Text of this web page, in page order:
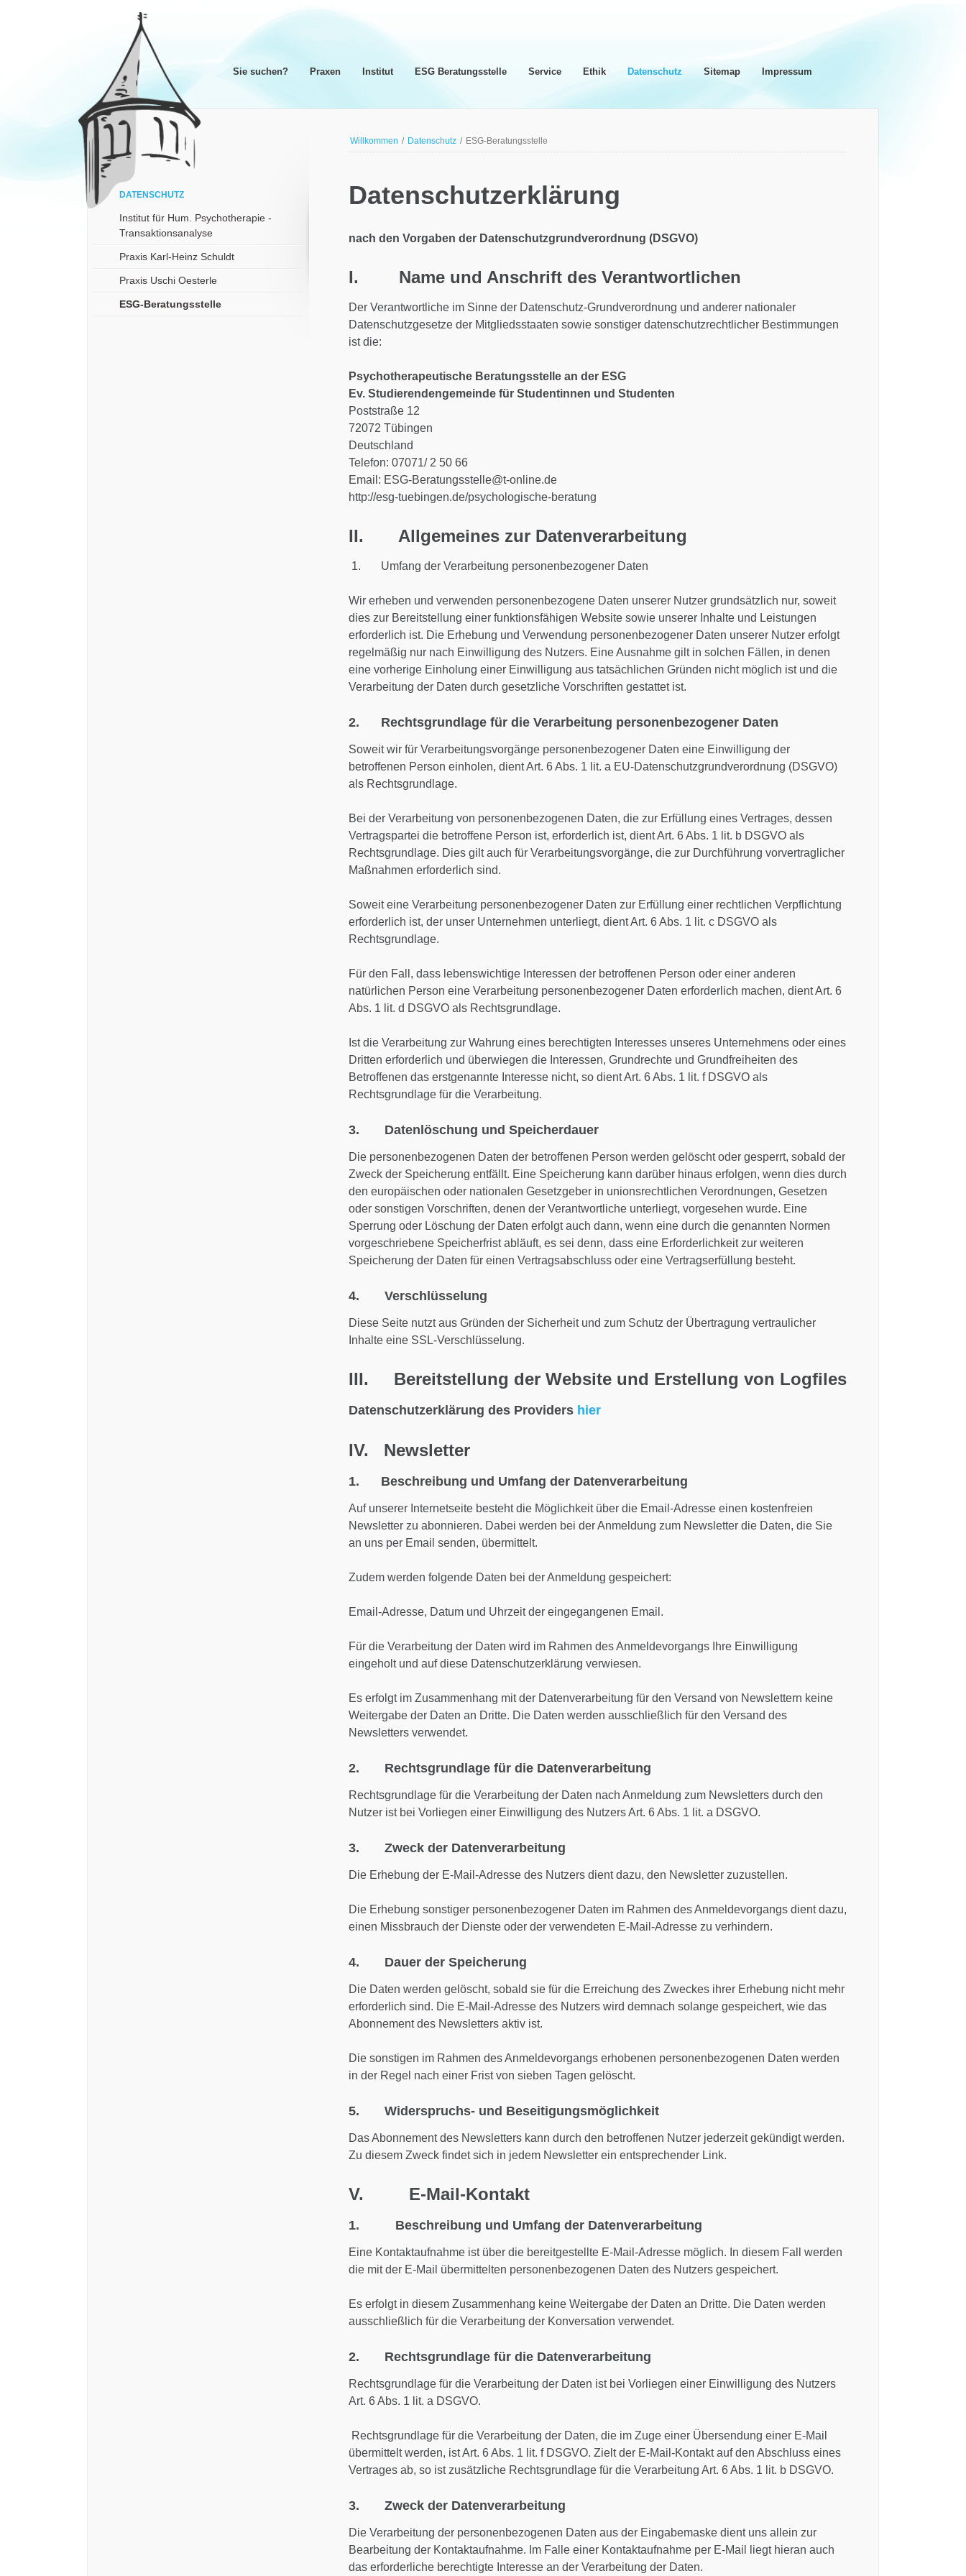
Navigation
Sie suchen? Praxen Institut ESG Beratungsstelle Service Ethik Datenschutz Sitemap Impressum
überspringen
Willkommen / Datenschutz / ESG-Beratungsstelle
Datenschutzerklärung
nach den Vorgaben der Datenschutzgrundverordnung (DSGVO)
I. Name und Anschrift des Verantwortlichen
Der Verantwortliche im Sinne der Datenschutz-Grundverordnung und anderer nationaler
Datenschutzgesetze der Mitgliedsstaaten sowie sonstiger datenschutzrechtlicher Bestimmungen
ist die:
Psychotherapeutische Beratungsstelle an der ESG
Ev. Studierendengemeinde für Studentinnen und Studenten
Poststraße 12
72072 Tübingen
Deutschland
Telefon: 07071/ 2 50 66
Email: ESG-Beratungsstelle@t-online.de
http://esg-tuebingen.de/psychologische-beratung
II. Allgemeines zur Datenverarbeitung
1. Umfang der Verarbeitung personenbezogener Daten
Wir erheben und verwenden personenbezogene Daten unserer Nutzer grundsätzlich nur, soweit
dies zur Bereitstellung einer funktionsfähigen Website sowie unserer Inhalte und Leistungen
erforderlich ist. Die Erhebung und Verwendung personenbezogener Daten unserer Nutzer erfolgt
regelmäßig nur nach Einwilligung des Nutzers. Eine Ausnahme gilt in solchen Fällen, in denen
eine vorherige Einholung einer Einwilligung aus tatsächlichen Gründen nicht möglich ist und die
Verarbeitung der Daten durch gesetzliche Vorschriften gestattet ist.
2. Rechtsgrundlage für die Verarbeitung personenbezogener Daten
Soweit wir für Verarbeitungsvorgänge personenbezogener Daten eine Einwilligung der
betroffenen Person einholen, dient Art. 6 Abs. 1 lit. a EU-Datenschutzgrundverordnung (DSGVO)
als Rechtsgrundlage.
Bei der Verarbeitung von personenbezogenen Daten, die zur Erfüllung eines Vertrages, dessen
Vertragspartei die betroffene Person ist, erforderlich ist, dient Art. 6 Abs. 1 lit. b DSGVO als
Rechtsgrundlage. Dies gilt auch für Verarbeitungsvorgänge, die zur Durchführung vorvertraglicher
Maßnahmen erforderlich sind.
Soweit eine Verarbeitung personenbezogener Daten zur Erfüllung einer rechtlichen Verpflichtung
erforderlich ist, der unser Unternehmen unterliegt, dient Art. 6 Abs. 1 lit. c DSGVO als
Rechtsgrundlage.
Für den Fall, dass lebenswichtige Interessen der betroffenen Person oder einer anderen
natürlichen Person eine Verarbeitung personenbezogener Daten erforderlich machen, dient Art. 6
Abs. 1 lit. d DSGVO als Rechtsgrundlage.
Ist die Verarbeitung zur Wahrung eines berechtigten Interesses unseres Unternehmens oder eines
Dritten erforderlich und überwiegen die Interessen, Grundrechte und Grundfreiheiten des
Betroffenen das erstgenannte Interesse nicht, so dient Art. 6 Abs. 1 lit. f DSGVO als
Rechtsgrundlage für die Verarbeitung.
3. Datenlöschung und Speicherdauer
Die personenbezogenen Daten der betroffenen Person werden gelöscht oder gesperrt, sobald der
Zweck der Speicherung entfällt. Eine Speicherung kann darüber hinaus erfolgen, wenn dies durch
den europäischen oder nationalen Gesetzgeber in unionsrechtlichen Verordnungen, Gesetzen
oder sonstigen Vorschriften, denen der Verantwortliche unterliegt, vorgesehen wurde. Eine
Sperrung oder Löschung der Daten erfolgt auch dann, wenn eine durch die genannten Normen
vorgeschriebene Speicherfrist abläuft, es sei denn, dass eine Erforderlichkeit zur weiteren
Speicherung der Daten für einen Vertragsabschluss oder eine Vertragserfüllung besteht.
4. Verschlüsselung
Diese Seite nutzt aus Gründen der Sicherheit und zum Schutz der Übertragung vertraulicher
Inhalte eine SSL-Verschlüsselung.
III. Bereitstellung der Website und Erstellung von Logfiles
Datenschutzerklärung des Providers hier
IV. Newsletter
1. Beschreibung und Umfang der Datenverarbeitung
Auf unserer Internetseite besteht die Möglichkeit über die Email-Adresse einen kostenfreien
Newsletter zu abonnieren. Dabei werden bei der Anmeldung zum Newsletter die Daten, die Sie
an uns per Email senden, übermittelt.
Zudem werden folgende Daten bei der Anmeldung gespeichert:
Email-Adresse, Datum und Uhrzeit der eingegangenen Email.
Für die Verarbeitung der Daten wird im Rahmen des Anmeldevorgangs Ihre Einwilligung
eingeholt und auf diese Datenschutzerklärung verwiesen.
Es erfolgt im Zusammenhang mit der Datenverarbeitung für den Versand von Newslettern keine
Weitergabe der Daten an Dritte. Die Daten werden ausschließlich für den Versand des
Newsletters verwendet.
2. Rechtsgrundlage für die Datenverarbeitung
Rechtsgrundlage für die Verarbeitung der Daten nach Anmeldung zum Newsletters durch den
Nutzer ist bei Vorliegen einer Einwilligung des Nutzers Art. 6 Abs. 1 lit. a DSGVO.
3. Zweck der Datenverarbeitung
Die Erhebung der E-Mail-Adresse des Nutzers dient dazu, den Newsletter zuzustellen.
Die Erhebung sonstiger personenbezogener Daten im Rahmen des Anmeldevorgangs dient dazu,
einen Missbrauch der Dienste oder der verwendeten E-Mail-Adresse zu verhindern.
4. Dauer der Speicherung
Die Daten werden gelöscht, sobald sie für die Erreichung des Zweckes ihrer Erhebung nicht mehr
erforderlich sind. Die E-Mail-Adresse des Nutzers wird demnach solange gespeichert, wie das
Abonnement des Newsletters aktiv ist.
Die sonstigen im Rahmen des Anmeldevorgangs erhobenen personenbezogenen Daten werden
in der Regel nach einer Frist von sieben Tagen gelöscht.
5. Widerspruchs- und Beseitigungsmöglichkeit
Das Abonnement des Newsletters kann durch den betroffenen Nutzer jederzeit gekündigt werden.
Zu diesem Zweck findet sich in jedem Newsletter ein entsprechender Link.
V. E-Mail-Kontakt
1. Beschreibung und Umfang der Datenverarbeitung
Eine Kontaktaufnahme ist über die bereitgestellte E-Mail-Adresse möglich. In diesem Fall werden
die mit der E-Mail übermittelten personenbezogenen Daten des Nutzers gespeichert.
Es erfolgt in diesem Zusammenhang keine Weitergabe der Daten an Dritte. Die Daten werden
ausschließlich für die Verarbeitung der Konversation verwendet.
2. Rechtsgrundlage für die Datenverarbeitung
Rechtsgrundlage für die Verarbeitung der Daten ist bei Vorliegen einer Einwilligung des Nutzers
Art. 6 Abs. 1 lit. a DSGVO.
Rechtsgrundlage für die Verarbeitung der Daten, die im Zuge einer Übersendung einer E-Mail
übermittelt werden, ist Art. 6 Abs. 1 lit. f DSGVO. Zielt der E-Mail-Kontakt auf den Abschluss eines
Vertrages ab, so ist zusätzliche Rechtsgrundlage für die Verarbeitung Art. 6 Abs. 1 lit. b DSGVO.
3. Zweck der Datenverarbeitung
Die Verarbeitung der personenbezogenen Daten aus der Eingabemaske dient uns allein zur
Bearbeitung der Kontaktaufnahme. Im Falle einer Kontaktaufnahme per E-Mail liegt hieran auch
das erforderliche berechtigte Interesse an der Verarbeitung der Daten.
Navigation
DATENSCHUTZ
Institut für Hum. Psychotherapie -
Transaktionsanalyse
Praxis Karl-Heinz Schuldt
Praxis Uschi Oesterle
ESG-Beratungsstelle